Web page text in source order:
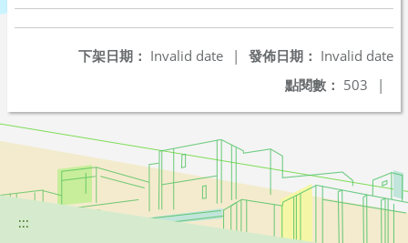
發佈日期： Invalid date
下架日期： Invalid date
|
點閱數： 503 |
:::